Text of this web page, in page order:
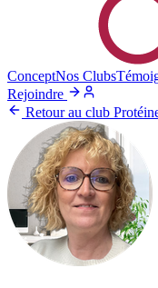
ConceptNos Clubs
Rejoindre
Retour au club